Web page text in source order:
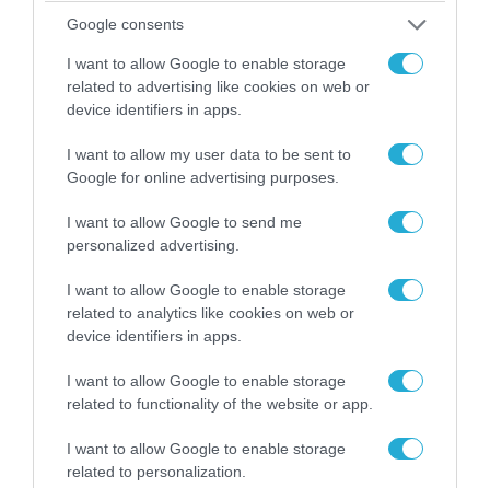
Google consents
I want to allow Google to enable storage
related to advertising like cookies on web or
device identifiers in apps.
I want to allow my user data to be sent to
Google for online advertising purposes.
I want to allow Google to send me
personalized advertising.
I want to allow Google to enable storage
related to analytics like cookies on web or
device identifiers in apps.
I want to allow Google to enable storage
related to functionality of the website or app.
I want to allow Google to enable storage
related to personalization.
«Επιχείρηση ελεύθερα πεζοδρόμια» στην
Αθήνα: Απομακρύνθηκαν παράνομα
αντικείμενα από κοινόχρηστους χώρους
06.08.2026 | 09:03
τα ζώα που χάθηκαν στις πυρκαγιές της
Αττικής (φωτο)